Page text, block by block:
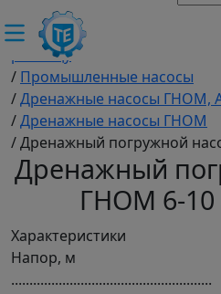
преобразователи, насосы,
/Промышленное
розницу
/ Промышленные насосы
/Дренажные насосы ГНОМ,
/Дренажные насосы ГНОМ
/Дренажный погружной
Дренажный
ГНОМ 6-10
Характеристики
Напор, м
.......................................................